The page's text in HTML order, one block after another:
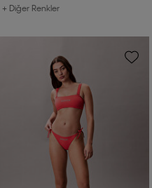
+ Diğer Renkler